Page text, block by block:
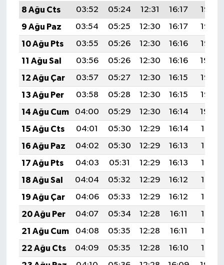
8 Ağu Cts 03:52 05:24 12:31 16:17
19:27
9 Ağu Paz
03:54 05:25 12:30 16:17
19:26
10 Ağu Pts
03:55 05:26 12:30 16:16
19:25
11 Ağu Sal
03:56 05:26 12:30 16:16
19:24
12 Ağu Çar
03:57 05:27 12:30 16:15
19:23
13 Ağu Per
03:58 05:28 12:30 16:15
19:22
14 Ağu Cum
04:00 05:29 12:30 16:14
19:20
15 Ağu Cts
04:01 05:30 12:29 16:14
19:19
16 Ağu Paz
04:02 05:30 12:29 16:13
19:18
17 Ağu Pts
04:03 05:31 12:29 16:13
19:17
18 Ağu Sal
04:04 05:32 12:29 16:12
19:16
19 Ağu Çar
04:06 05:33 12:29 16:12
19:14
20 Ağu Per
04:07 05:34 12:28 16:11
19:13
21 Ağu Cum
04:08 05:35 12:28 16:11
19:12
22 Ağu Cts
04:09 05:35 12:28 16:10
19:10